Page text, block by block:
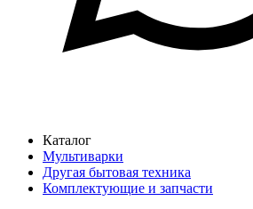
Каталог
Мультиварки
Другая бытовая техника
Комплектующие и запчасти